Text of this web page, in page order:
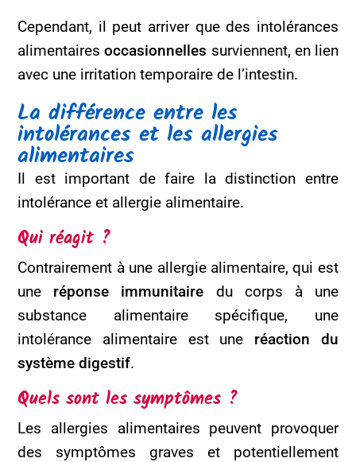
Cependant, il peut arriver que des intolérances
alimentairesoccasionnelles surviennent, en lien
avec une irritation temporaire de l’intestin.
La différence entre les
intolérances et les allergies
alimentaires
Il est important de faire la distinction entre
intolérance et allergie alimentaire.
Qui réagit ?
Contrairement à une allergie alimentaire, qui est
une réponse immunitaire du corps à une
substance alimentaire spécifique, une
intolérance alimentaire est une réaction du
système digestif.
Quels sont les symptômes ?
Les allergies alimentaires peuvent provoquer
des symptômes graves et potentiellement